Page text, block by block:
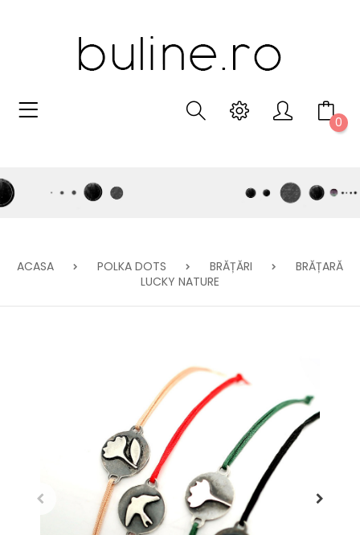
0
ACASA POLKA DOTS BRĂȚĂRI
BRĂȚARĂ
LUCKY NATURE